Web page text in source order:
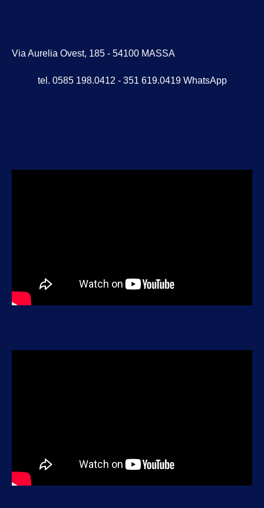
Via Aurelia Ovest, 185 - 54100 MASSA
tel. 0585 198.0412 - 351 619.0419 WhatsApp